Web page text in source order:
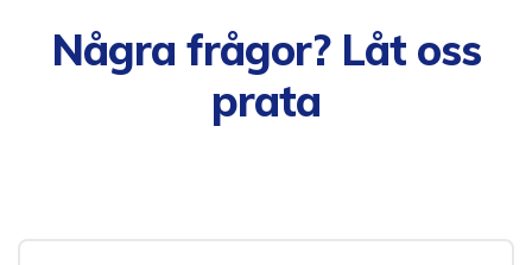
Några frågor? Låt oss
prata